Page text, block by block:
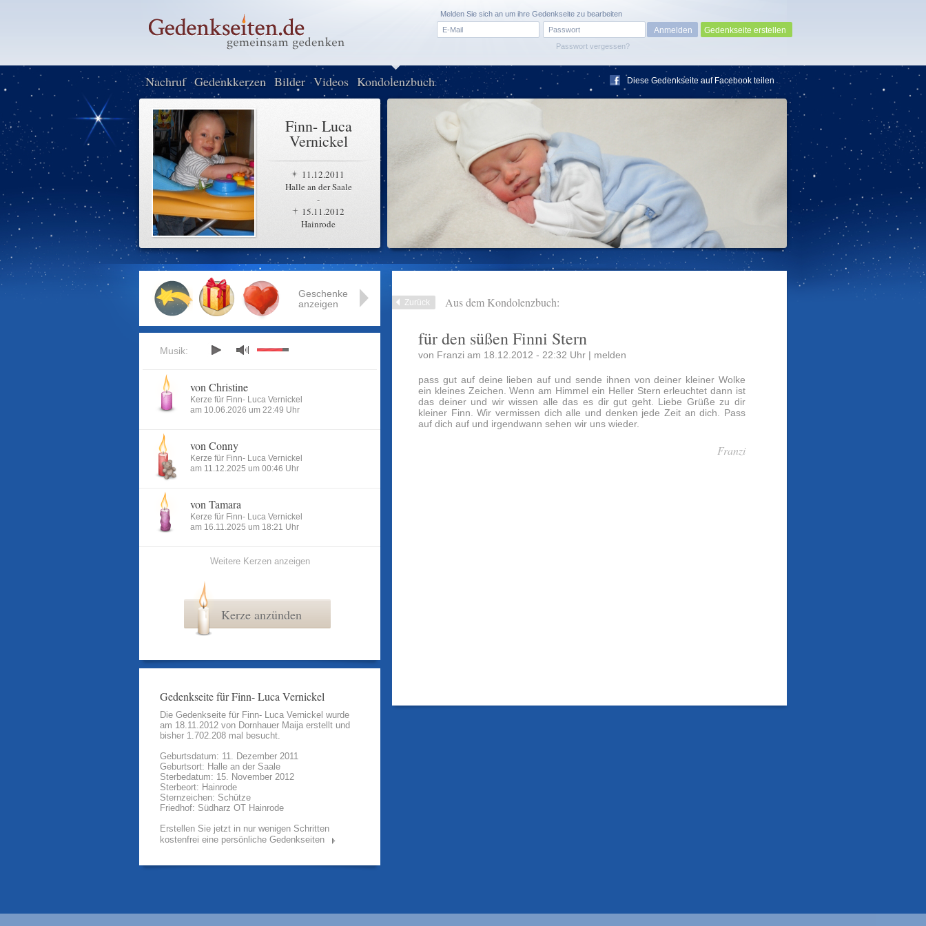
Passwort vergessen?
Melden Sie sich an um ihre Gedenkseite zu bearbeiten
Gedenkseite erstellen
Nachruf Gedenkkerzen Bilder Videos Kondolenzbuch Diese Gedenkseite auf Facebook teilen
Finn- Luca
Vernickel
11.12.2011
Halle an der Saale
-
15.11.2012
Hainrode
Zurück Aus dem Kondolenzbuch:
für den süßen Finni Stern
von Franzi am 18.12.2012 - 22:32 Uhr | melden
pass gut auf deine lieben auf und sende ihnen von deiner kleiner Wolke
ein kleines Zeichen. Wenn am Himmel ein Heller Stern erleuchtet dann ist
das deiner und wir wissen alle das es dir gut geht. Liebe Grüße zu dir
kleiner Finn. Wir vermissen dich alle und denken jede Zeit an dich. Pass
auf dich auf und irgendwann sehen wir uns wieder.
Franzi
Geschenke
anzeigen
Musik:
von Christine
Kerze für Finn- Luca Vernickel
am 10.06.2026 um 22:49 Uhr
von Conny
Kerze für Finn- Luca Vernickel
am 11.12.2025 um 00:46 Uhr
von Tamara
Kerze für Finn- Luca Vernickel
am 16.11.2025 um 18:21 Uhr
Weitere Kerzen anzeigen
Kerze anzünden
Gedenkseite für Finn- Luca Vernickel
Die Gedenkseite für Finn- Luca Vernickel wurde
am 18.11.2012 von Dornhauer Maija erstellt und
bisher 1.702.208 mal besucht.
Geburtsdatum: 11. Dezember 2011
Geburtsort: Halle an der Saale
Sterbedatum: 15. November 2012
Sterbeort: Hainrode
Sternzeichen: Schütze
Friedhof: Südharz OT Hainrode
Erstellen Sie jetzt in nur wenigen Schritten
kostenfrei eine persönliche Gedenkseiten